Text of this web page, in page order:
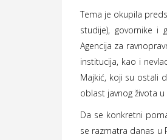
Tema je okupila
studije), govornike i
Agencija za
institucija, kao i
Majkić, koji su ostali
oblast javnog života
Da se konkretni
se razmatra danas u